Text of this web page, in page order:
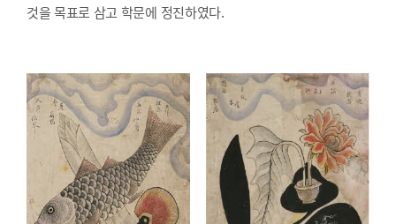
것을 목표로 삼고 학문에 정진하였다.